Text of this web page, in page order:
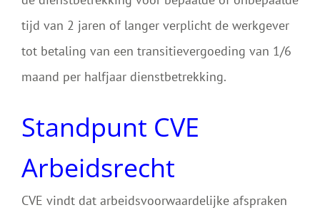
tijd van 2 jaren of langer verplicht de werkgever
tot betaling van een transitievergoeding van 1/6
maand per halfjaar dienstbetrekking.
Standpunt CVE
Arbeidsrecht
CVE vindt dat arbeidsvoorwaardelijke afspraken